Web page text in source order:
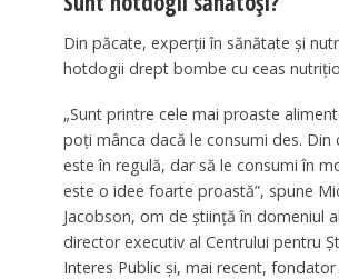
Din păcate, experții în sănătate și
hotdogii drept bombe cu ceas
„Sunt printre cele mai proaste
poți mânca dacă le consumi des. Din
este în regulă, dar să le consumi în
este o idee foarte proastă”, spune
Jacobson, om de știință în domeniul
director executiv al Centrului pentru
Interes Public și, mai recent, fondator